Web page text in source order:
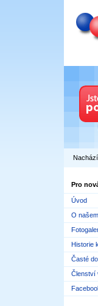
Pro
Úvod
O
Historie
Časté
Členství